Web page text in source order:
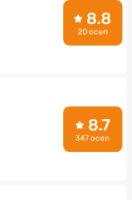
8.8
20 ocen
8.7
347 ocen